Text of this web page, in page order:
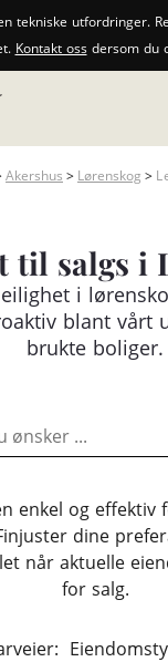
tekniske utfordringer.
Kontakt ossdersom du
Akershus > Lørenskog >
til salgs i
i
blant vårt
brukte boliger.
enkel og effektiv
dine
når aktuelle
for salg.